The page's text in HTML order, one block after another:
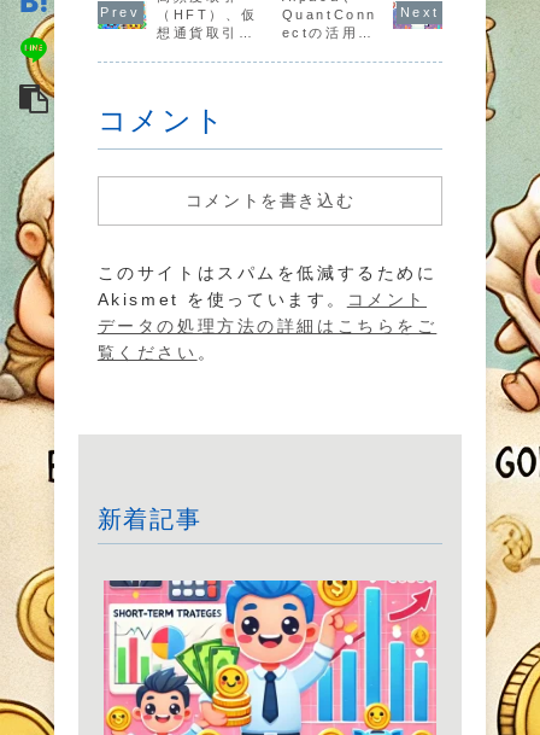
の基礎を学
びましょ
します。
現するため
の基本ガイ
てわかりや
すく紹介し
（HFT）、仮
想通貨取引で
QuantConn
ectの活用方
コメント
コメントを書き込む
このサイトはスパムを低減するために
Akismet を使っています。
コメント
データの処理方法の詳細はこちらをご
覧ください 。
新着記事